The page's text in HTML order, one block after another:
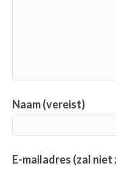
Naam (vereist)
E-mailadres (zal